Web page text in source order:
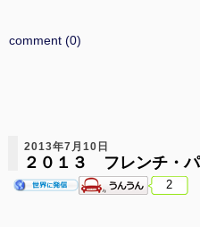
comment (0)
2013年7月10日
２０１３ フレンチ・
2